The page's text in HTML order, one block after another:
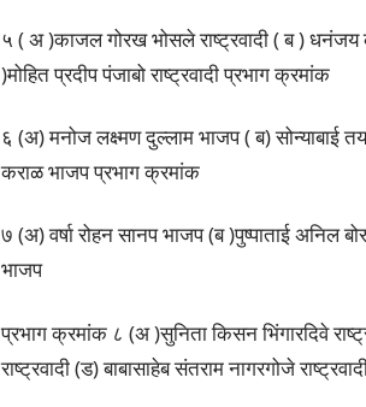
५ ( अ )काजल गोरख भोसले राष्ट्रवादी ( ब ) धनंजय
)मोहित प्रदीप पंजाबो राष्ट्रवादी प्रभाग क्रमांक
६ (अ) मनोज लक्ष्मण दुल्लाम भाजप ( ब) सोन्याबाई
कराळ भाजप प्रभाग क्रमांक
७ (अ) वर्षा रोहन सानप भाजप (ब )पुष्पाताई अनिल
भाजप
प्रभाग क्रमांक ८ (अ )सुनिता किसन भिंगारदिवे
राष्ट्रवादी (ड) बाबासाहेब संतराम नागरगोजे